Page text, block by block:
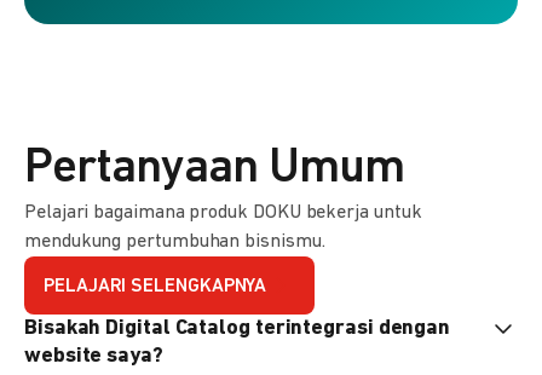
Pertanyaan Umum
Pelajari bagaimana produk DOKU bekerja untuk
mendukung pertumbuhan bisnismu.
PELAJARI SELENGKAPNYA
Bisakah Digital Catalog terintegrasi dengan
website saya?